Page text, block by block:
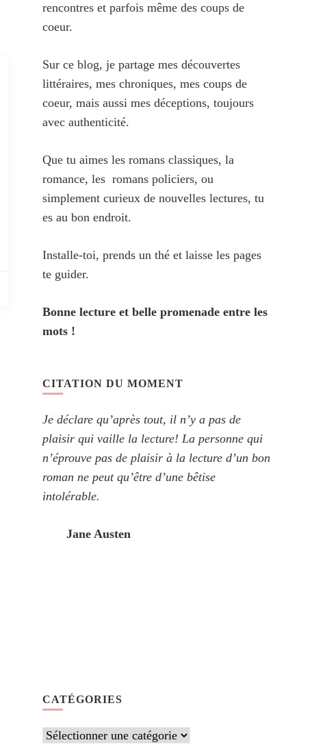
rencontres et parfois même des coups de
coeur.
Sur ce blog, je partage mes découvertes
littéraires, mes chroniques, mes coups de
coeur, mais aussi mes déceptions, toujours
avec authenticité.
Que tu aimes les romans classiques, la
romance, les romans policiers, ou
simplement curieux de nouvelles lectures, tu
es au bon endroit.
Installe-toi, prends un thé et laisse les pages
te guider.
Bonne lecture et belle promenade entre les
mots !
CITATION DU MOMENT
Je déclare qu’après tout, il n’y a pas de
plaisir qui vaille la lecture! La personne qui
n’éprouve pas de plaisir à la lecture d’un bon
roman ne peut qu’être d’une bêtise
intolérable.
Jane Austen
CATÉGORIES
Catégories